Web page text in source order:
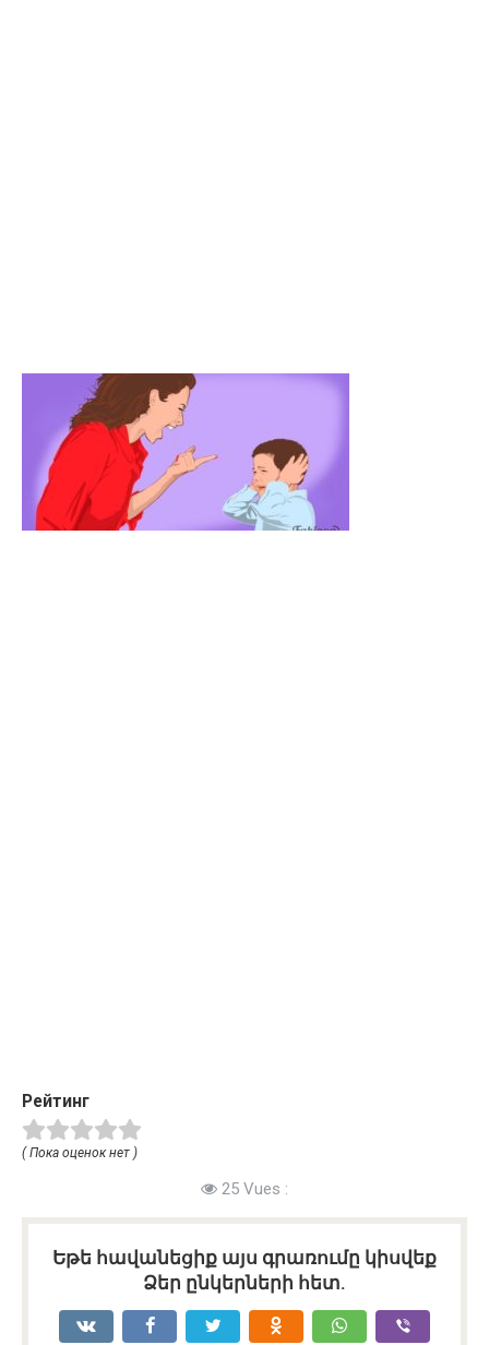
Рейтинг
( Пока оценок нет )
25 Vues :
Եթե հավանեցիք այս գրառումը կիսվեք
Ձեր ընկերների հետ.